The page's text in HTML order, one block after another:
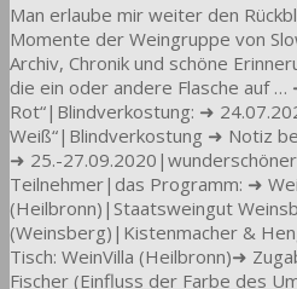
Man erlaube mir weiter den
Momente der Weingruppe von
Archiv, Chronik und schöne
die ein oder andere Flasche auf
Rot“|Blindverkostung: ➜
Weiß“|Blindverkostung ➜ Notiz
➜ 25.-
Teilnehmer|das Programm: ➜
(Heilbronn)|Staatsweingut
(Weinsberg)|Kistenmacher &
Tisch: WeinVilla (Heilbronn)➜
Fischer (Einfluss der Farbe des